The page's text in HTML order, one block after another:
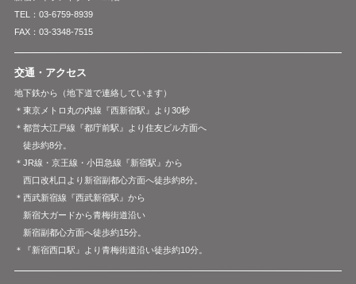
TEL：03-6759-8939
FAX：03-3348-7515
交通・アクセス
地下鉄から（地下道で連絡しています）
＊東京メトロ丸の内線『西新宿駅』より30秒
＊都営大江戸線『都庁前駅』より住友ビル方面へ
徒歩約8分。
＊JR線・京王線・小田急線『新宿駅』から
西口改札口より新宿副都心方面へ徒歩約8分。
＊西武新宿線『西武新宿駅』から
新宿大ガードから青梅街道沿い
新宿副都心方面へ徒歩約15分。
＊『新宿西口駅』より青梅街道沿い徒歩約10分。